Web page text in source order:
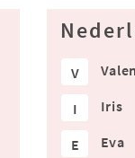
V
I Iris
E Eva